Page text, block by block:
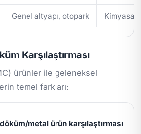
Genel altyapı, otopark
Karşılaştırması
ürünler ile geleneksel
temel farkları:
metal ürün karşılaştırması